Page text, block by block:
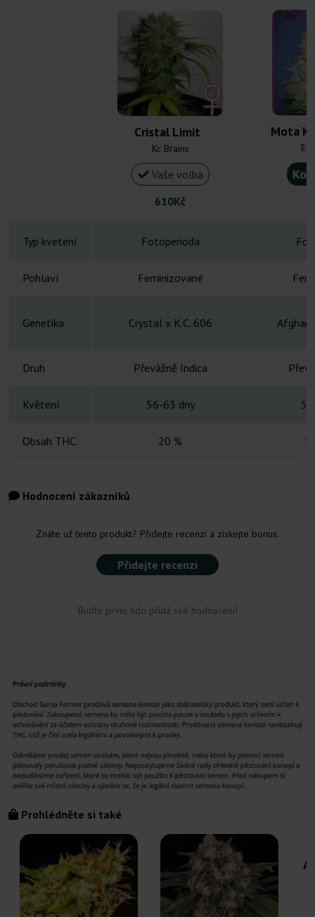
Cristal Limit
Kc Brains
Vaše volba
610Kč
Mota
Typ kvetení Fotoperioda
Pohlaví Feminizované
Genetika Crystal x K.C. 606
Druh Převážně Indica
Květení 56-63 dny
Obsah THC 20 %
Hodnocení zákazníků
Znáte už tento produkt? Přidejte recenzi a získejte bonus.
Přidejte recenzi
Buďte první, kdo přidá své hodnocení!
Prohlédněte si také